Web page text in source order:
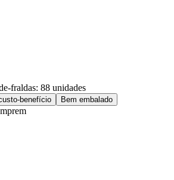
fraldas: 88 unidades
benefício Bem embalado